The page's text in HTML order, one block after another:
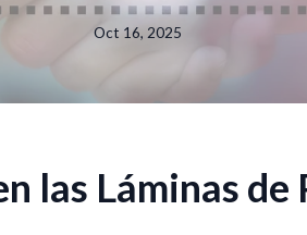
Oct 16, 2025
las Láminas de